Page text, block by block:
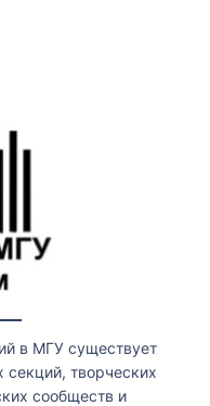
в МГУ существует
секций, творческих
сообществ и